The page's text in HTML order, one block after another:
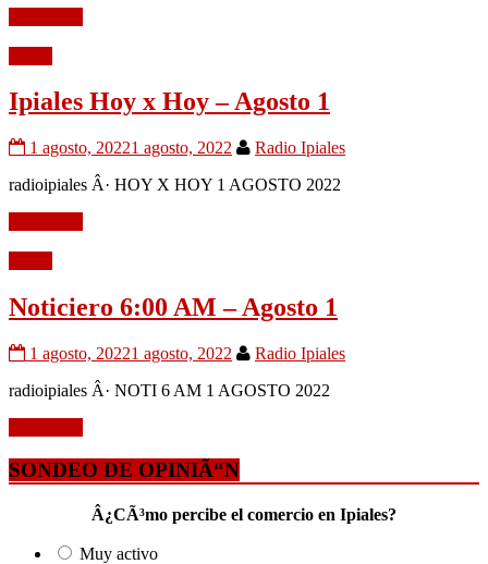
Ipiales Hoy x Hoy – Agosto 1
1 agosto, 20221 agosto, 2022
Radio Ipiales
radioipiales Â· HOY X HOY 1 AGOSTO 2022
Noticiero 6:00 AM – Agosto 1
1 agosto, 20221 agosto, 2022
Radio Ipiales
radioipiales Â· NOTI 6 AM 1 AGOSTO 2022
SONDEO DE OPINIÃ“N
Â¿CÃ³mo percibe el comercio en Ipiales?
Muy activo